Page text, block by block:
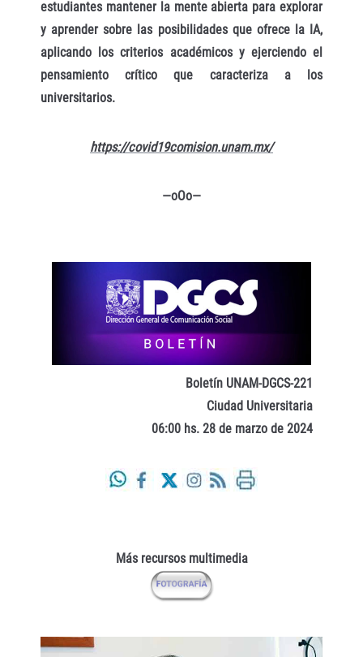
estudiantes mantener la mente abierta para explorar
y aprender sobre las posibilidades que ofrece la IA,
aplicando los criterios académicos y ejerciendo el
pensamiento crítico que caracteriza a los
universitarios.
https://covid19comision.unam.mx/
—oOo—
Boletín UNAM-DGCS-221
Ciudad Universitaria
06:00 hs. 28 de marzo de 2024
Más recursos multimedia